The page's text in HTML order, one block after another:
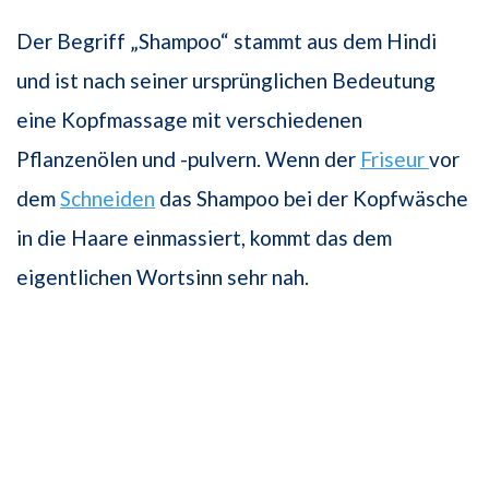
Der Begriff „Shampoo“ stammt aus dem Hindi
und ist nach seiner ursprünglichen Bedeutung
eine Kopfmassage mit verschiedenen
Pflanzenölen und -pulvern. Wenn der Friseurvor
demSchneiden das Shampoo bei der Kopfwäsche
in die Haare einmassiert, kommt das dem
eigentlichen Wortsinn sehr nah.